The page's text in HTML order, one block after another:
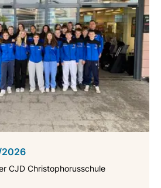
2026
CJD Christophorusschule